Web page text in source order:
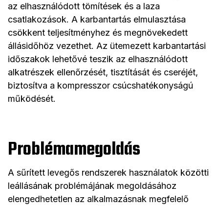
az elhasználódott tömítések és a laza
csatlakozások. A karbantartás elmulasztása
csökkent teljesítményhez és megnövekedett
állásidőhöz vezethet. Az ütemezett karbantartási
időszakok lehetővé teszik az elhasználódott
alkatrészek ellenőrzését, tisztítását és cseréjét,
biztosítva a kompresszor csúcshatékonyságú
működését.
Problémamegoldás
A sűrített levegős rendszerek használatok közötti
leállásának problémájának megoldásához
elengedhetetlen az alkalmazásnak megfelelő